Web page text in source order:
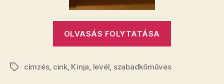
OLVASÁS FOLYTATÁSA
félrecsúszott
Címkékcímzés, cink, Kinja, levél, szabadkőműves